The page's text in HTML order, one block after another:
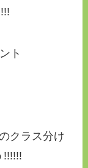
ト
クラス分け
!!!!!!